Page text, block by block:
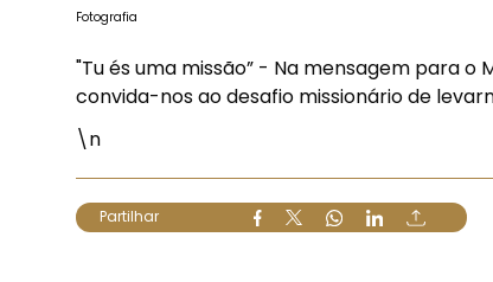
Fotografia
"Tu és uma missão” - Na mensagem para o
convida-nos ao desafio missionário de
\n
Partilhar